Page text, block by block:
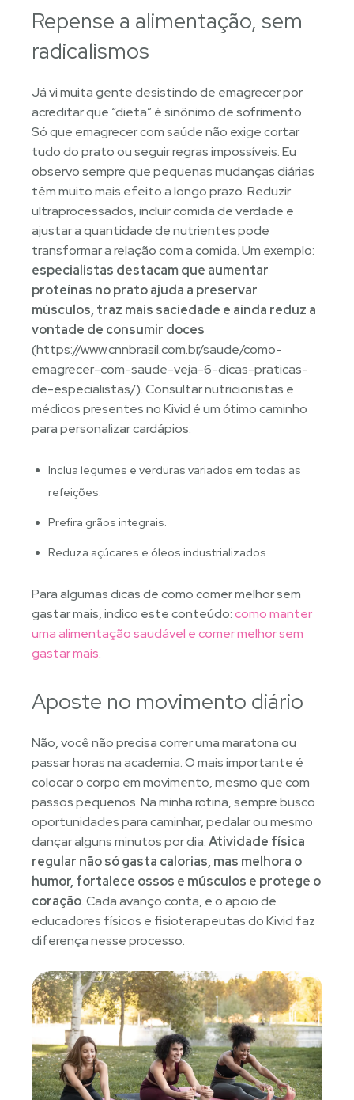
Repense a alimentação, sem
radicalismos
Já vi muita gente desistindo de emagrecer por
acreditar que “dieta” é sinônimo de sofrimento.
Só que emagrecer com saúde não exige cortar
tudo do prato ou seguir regras impossíveis. Eu
observo sempre que pequenas mudanças diárias
têm muito mais efeito a longo prazo. Reduzir
ultraprocessados, incluir comida de verdade e
ajustar a quantidade de nutrientes pode
transformar a relação com a comida. Um exemplo:
especialistas destacam que aumentar
proteínas no prato ajuda a preservar
músculos, traz mais saciedade e ainda reduz a
vontade de consumir doces
(https://www.cnnbrasil.com.br/saude/como-
emagrecer-com-saude-veja-6-dicas-praticas-
de-especialistas/). Consultar nutricionistas e
médicos presentes no Kivid é um ótimo caminho
para personalizar cardápios.
Inclua legumes e verduras variados em todas as
refeições.
Prefira grãos integrais.
Reduza açúcares e óleos industrializados.
Para algumas dicas de como comer melhor sem
gastar mais, indico este conteúdo:como manter
uma alimentação saudável e comer melhor sem
gastar mais.
Aposte no movimento diário
Não, você não precisa correr uma maratona ou
passar horas na academia. O mais importante é
colocar o corpo em movimento, mesmo que com
passos pequenos. Na minha rotina, sempre busco
oportunidades para caminhar, pedalar ou mesmo
dançar alguns minutos por dia.Atividade física
regular não só gasta calorias, mas melhora o
humor, fortalece ossos e músculos e protege o
coração. Cada avanço conta, e o apoio de
educadores físicos e fisioterapeutas do Kivid faz
diferença nesse processo.